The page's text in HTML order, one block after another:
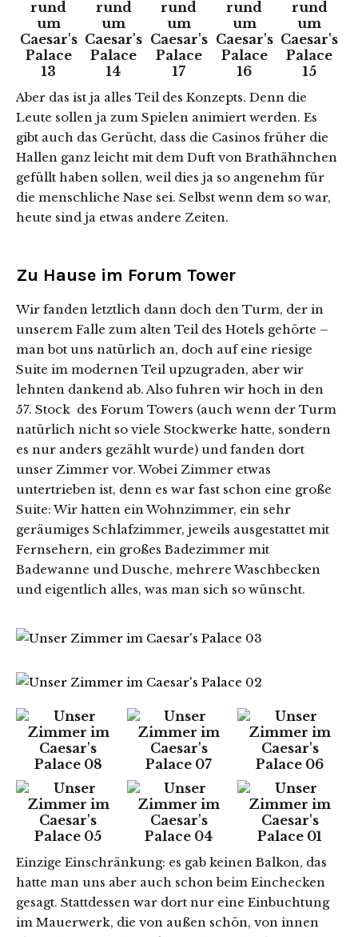
Aber das ist ja alles Teil des Konzepts. Denn die
Leute sollen ja zum Spielen animiert werden. Es
gibt auch das Gerücht, dass die Casinos früher die
Hallen ganz leicht mit dem Duft von Brathähnchen
gefüllt haben sollen, weil dies ja so angenehm für
die menschliche Nase sei. Selbst wenn dem so war,
heute sind ja etwas andere Zeiten.
Zu Hause im Forum Tower
Wir fanden letztlich dann doch den Turm, der in
unserem Falle zum alten Teil des Hotels gehörte –
man bot uns natürlich an, doch auf eine riesige
Suite im modernen Teil upzugraden, aber wir
lehnten dankend ab. Also fuhren wir hoch in den
57. Stock des Forum Towers (auch wenn der Turm
natürlich nicht so viele Stockwerke hatte, sondern
es nur anders gezählt wurde) und fanden dort
unser Zimmer vor. Wobei Zimmer etwas
untertrieben ist, denn es war fast schon eine große
Suite: Wir hatten ein Wohnzimmer, ein sehr
geräumiges Schlafzimmer, jeweils ausgestattet mit
Fernsehern, ein großes Badezimmer mit
Badewanne und Dusche, mehrere Waschbecken
und eigentlich alles, was man sich so wünscht.
Einzige Einschränkung: es gab keinen Balkon, das
hatte man uns aber auch schon beim Einchecken
gesagt. Stattdessen war dort nur eine Einbuchtung
im Mauerwerk, die von außen schön, von innen